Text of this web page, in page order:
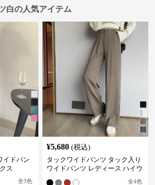
白の人気アイテム
イドパン
ス
全3色
¥5,680 (税込)
タックワイドパンツ タック入り
ワイドパンツ レディース ハイウ
全4色